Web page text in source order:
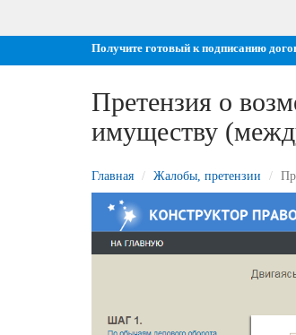
Получите готовый к подписанию
Претензия о
имуществу
Главная Жалобы, претензии